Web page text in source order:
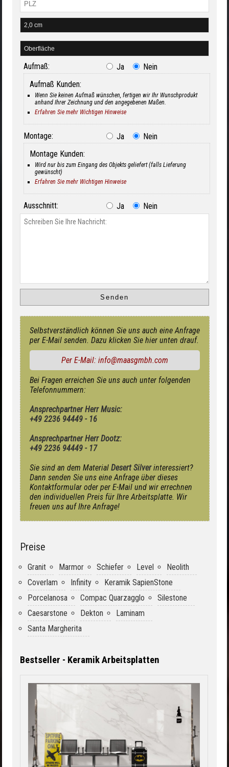
Aufmaß: Ja
Nein
Aufmaß Kunden:
Wenn Sie keinen Aufmaß wünschen, fertigen wir Ihr Wunschprodukt
anhand Ihrer Zeichnung und den angegebenen Maßen.
Erfahren Sie mehr Wichtigen Hinweise
Montage: Ja
Nein
Montage Kunden:
Wird nur bis zum Eingang des Objekts geliefert (falls Lieferung
gewünscht)
Erfahren Sie mehr Wichtigen Hinweise
Ausschnitt: Ja Nein
Selbstverständlich können Sie uns auch eine Anfrage
per E-Mail senden. Dazu klicken Sie hier unten drauf.
Per E-Mail: info@maasgmbh.com
Bei Fragen erreichen Sie uns auch unter folgenden
Telefonnummern:
Ansprechpartner Herr Music:
+49 2236 94449 - 16
Ansprechpartner Herr Dootz:
+49 2236 94449 - 17
Sie sind an dem Material Desert Silverinteressiert?
Dann senden Sie uns eine Anfrage über dieses
Kontaktformular oder per E-Mail und wir errechnen
den individuellen Preis für Ihre Arbeitsplatte. Wir
freuen uns auf Ihre Anfrage!
Preise
Granit Marmor Schiefer Level
Neolith
Coverlam
Infinity
Keramik SapienStone
Porcelanosa
Compac Quarzagglo
Silestone
Caesarstone
Dekton
Laminam
Santa Margherita
Bestseller - Keramik Arbeitsplatten